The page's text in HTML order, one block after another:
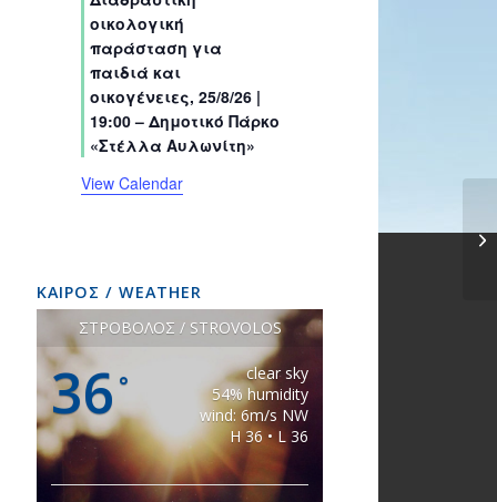
sssss
t
s
t
s
t
s
t
s
t
s
t
s
οικολογική
παράσταση για
παιδιά και
οικογένειες, 25/8/26 |
19:00 – Δημοτικό Πάρκο
«Στέλλα Αυλωνίτη»
View Calendar
ΚΑΙΡΟΣ / WEATHER
ΣΤΡΟΒΟΛΟΣ / STROVOLOS
36 °
clear sky
54% humidity
wind: 6m/s NW
H 36 • L 36